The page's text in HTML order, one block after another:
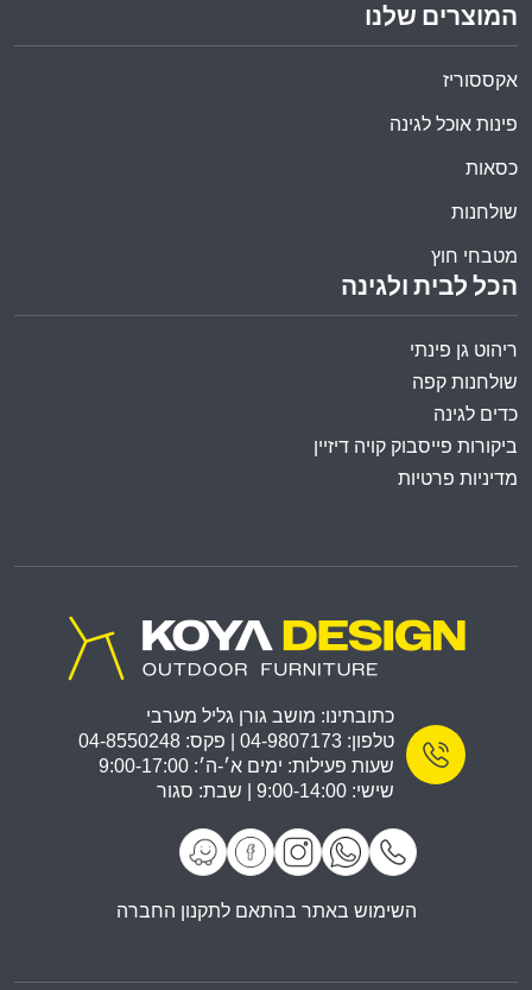
הכל לבית ולגינה
ריהוט גן פינתי
שולחנות קפה
כדים לגינה
ביקורות פייסבוק קויה דיזיין
מדיניות פרטיות
המוצרים שלנו
אקססוריז
פינות אוכל לגינה
כסאות
שולחנות
מטבחי חוץ
כתובתינו: מושב גורן גליל מערבי
טלפון: 04-9807173 | פקס: 04-8550248
שעות פעילות: ימים א׳-ה׳: 9:00-17:00
שישי: 9:00-14:00 | שבת: סגור
השימוש באתר בהתאם לתקנון החברה